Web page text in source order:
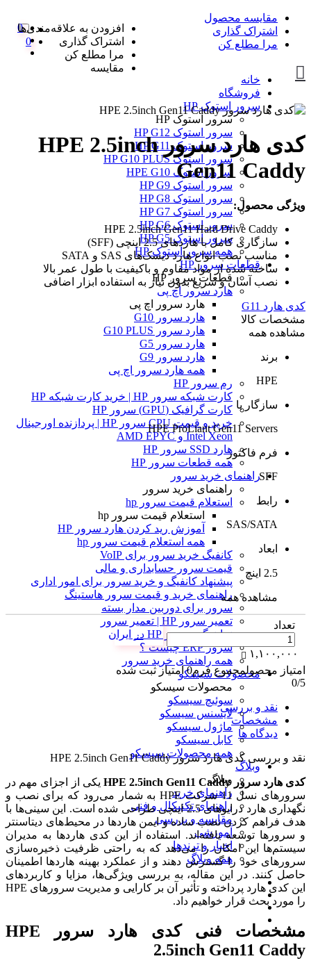
مقایسه محصول
اشتراک گذاری
مرا مطلع کن
0
0
خانه
فروشگاه
سرور استوک HP
سرور استوک HP
سرور استوک HP G12
سرور استوک HP G11
سرور استوک HP G10 PLUS
سرور استوک HPE G10
سرور استوک HP G9
سرور استوک HP G8
سرور استوک HP G7
سرور استوک HP G6
سرور استوک HP G5
همه سرور استوک HP
قطعات سرور HP
قطعات سرور HP
هارد سرور اچ پی
هارد سرور اچ پی
هارد سرور G10
هارد سرور G10 PLUS
هارد سرور G5
هارد سرور G9
همه هارد سرور اچ پی
رم سرور HP
کارت شبکه سرور HP | خرید کارت شبکه HP
کارت گرافیک (GPU) سرور HP
خرید و قیمت CPU سرور HP | پردازنده اورجینال
Intel Xeon و AMD EPYC
هارد SSD سرور HP
همه قطعات سرور HP
راهنمای خرید سرور
راهنمای خرید سرور
استعلام قیمت سرور hp
استعلام قیمت سرور hp
آموزش ريد كردن هارد سرور HP
همه استعلام قیمت سرور hp
کانفیگ خرید سرور برای VoIP
قیمت سرور حسابداری و مالی
پیشنهاد کانفیگ و خرید سرور برای امور اداری
راهنمای خرید و قیمت سرور هاستینگ
سرور برای دوربین مدار بسته
تعمیر سرور HP | تعمیر سرور
نمایندگی سرور HP در ایران
سرور ERP چیست ؟
همه راهنمای خرید سرور
محصولات سیسکو
محصولات سیسکو
سوئیچ سیسکو
لایسنس سیسکو
ماژول سیسکو
کابل سیسکو
همه محصولات سیسکو
وبلاگ
وبلاگ
راهنمای خرید
راهنمای تکنیکال و فنی
مقایسه و بررسی
آموزشی
اخبار و ترندها
همه وبلاگ
افزودن به علاقه‌مندی‌ها
اشتراک گذاری
مرا مطلع کن
مقایسه
کدی هارد سرور HPE 2.5inch
Gen11 Caddy
ویژگی محصول:
HPE 2.5inch Gen11 Hard Drive Caddy
سازگاری کامل با هاردهای 2.5 اینچی (SFF)
مناسب نصب انواع هارد دیسک‌های SAS و SATA
ساخته شده از مواد مقاوم و باکیفیت با طول عمر بالا
نصب آسان و سریع بدون نیاز به استفاده ابزار اضافی
کدی هارد G11
مشخصات کالا
مشاهده همه
برند
HPE
سازگار با
HPE ProLiant Gen11 Servers
فرم فاکتور
SFF
رابط
SAS/SATA
ابعاد
2.5 اینچ
مشاهده همه
تعداد
۱,۱۰۰,۰۰۰
امتیاز محصولمجموع فرم0امتیاز ثبت شده
0/5
نقد و بررسی
مشخصات
دیدگاه ها
نقد و بررسی کدی هارد سرور HPE 2.5inch Gen11 Caddy
کدی هارد سرور HPE 2.5inch Gen11 Caddy
یکی از اجزای مهم در
سرورهای نسل 11 شرکت HPE به شمار می‌رود که برای نصب و
نگهداری هارد درایوهای 2.5 اینچی طراحی شده است. این سینی‌ها با
هدف فراهم کردن نصب ساده و ایمن هاردها در محیط‌های دیتاسنتر
و سرورها توسعه یافته‌اند. استفاده از این کدی هاردها به مدیران
سیستم‌ها این امکان را می‌دهد که به راحتی ظرفیت ذخیره‌سازی
سرورهای خود را گسترش دهند و از عملکرد بهینه هاردها اطمینان
حاصل کنند. در این مقاله، به بررسی ویژگی‌ها، مزایا و کاربردهای
این کدی هارد پرداخته و تأثیر آن بر کارایی و مدیریت سرورهای HPE
را مورد بحث قرار خواهیم داد.
مشخصات فنی کدی هارد سرور HPE
2.5inch Gen11 Caddy